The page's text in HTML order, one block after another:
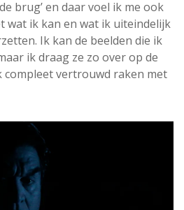
brug’ en daar voel ik me ook
wat ik kan en wat ik uiteindelijk
Ik kan de beelden die ik
ik draag ze zo over op de
vertrouwd raken met